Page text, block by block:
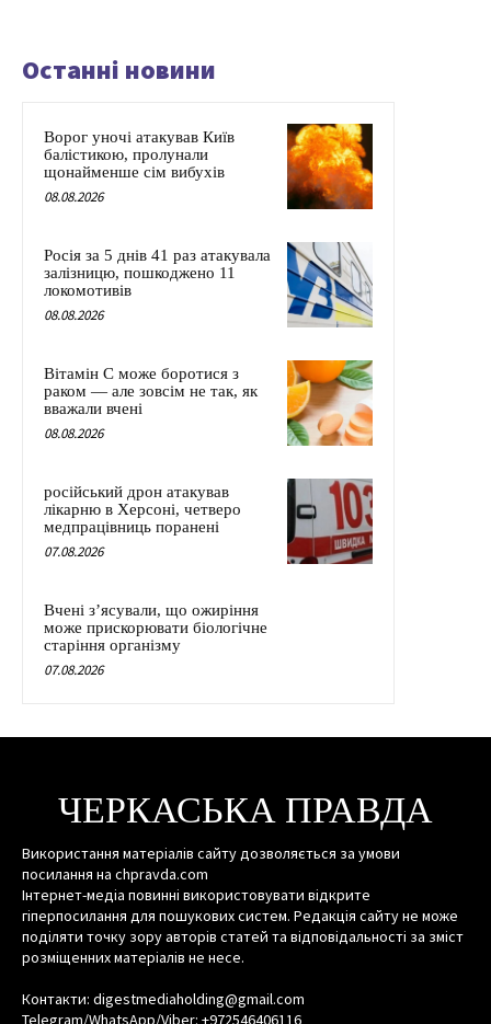
Останні новини
Ворог уночі атакував Київ
балістикою, пролунали
щонайменше сім вибухів
08.08.2026
Росія за 5 днів 41 раз атакувала
залізницю, пошкоджено 11
локомотивів
08.08.2026
Вітамін C може боротися з
раком — але зовсім не так, як
вважали вчені
08.08.2026
російський дрон атакував
лікарню в Херсоні, четверо
медпрацівниць поранені
07.08.2026
Вчені з’ясували, що ожиріння
може прискорювати біологічне
старіння організму
07.08.2026
ЧЕРКАСЬКА ПРАВДА
Використання матеріалів сайту дозволяється за умови
посилання на chpravda.com
Інтернет-медіа повинні використовувати відкрите
гіперпосилання для пошукових систем. Редакція сайту не може
поділяти точку зору авторів статей та відповідальності за зміст
розміщенних матеріалів не несе.
Контакти: digestmediaholding@gmail.com
Telegram/WhatsApp/Viber: +972546406116